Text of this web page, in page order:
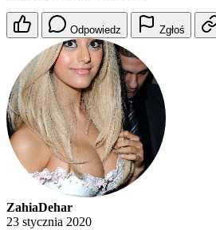
Odpowiedz Zgłoś
ZahiaDehar
23 stycznia 2020